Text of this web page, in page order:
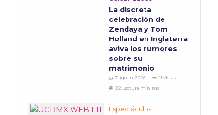
La discreta
celebración de
Zendaya y Tom
Holland en Inglaterra
aviva los rumores
sobre su
matrimonio
7 agosto, 2026
11 Vistas
22 Lectura mínima
Espectáculos